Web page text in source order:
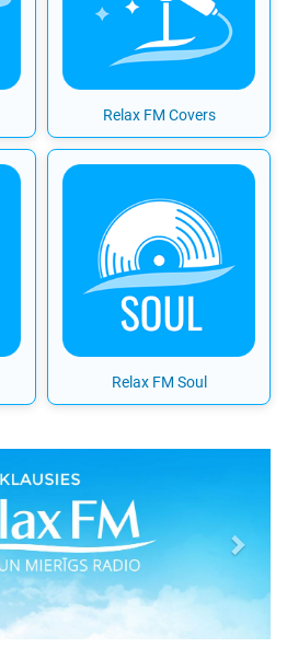
Relax FM Covers
Relax FM Soul